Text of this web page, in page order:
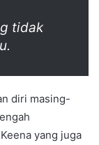
tidak
diri masing-
yang juga